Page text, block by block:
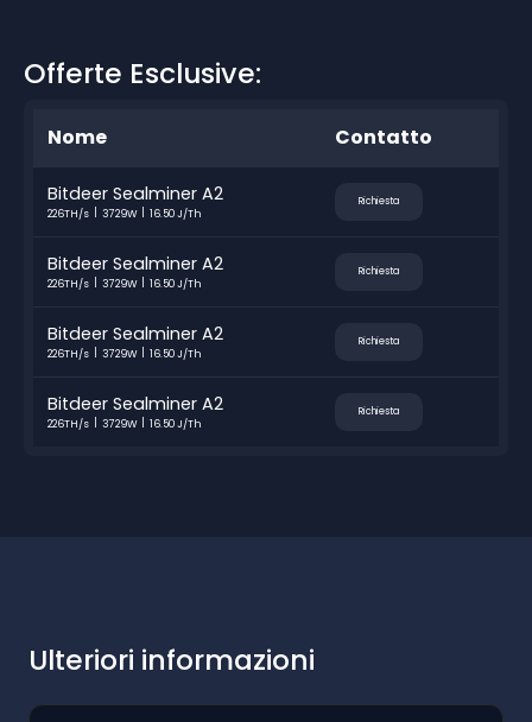
Offerte Esclusive:
Nome Contatto
Bitdeer Sealminer A2
226TH/s 3729W 16.50 J/Th
Richiesta
Bitdeer Sealminer A2
226TH/s 3729W 16.50 J/Th
Richiesta
Bitdeer Sealminer A2
226TH/s 3729W 16.50 J/Th
Richiesta
Bitdeer Sealminer A2
226TH/s 3729W 16.50 J/Th
Richiesta
Ulteriori informazioni